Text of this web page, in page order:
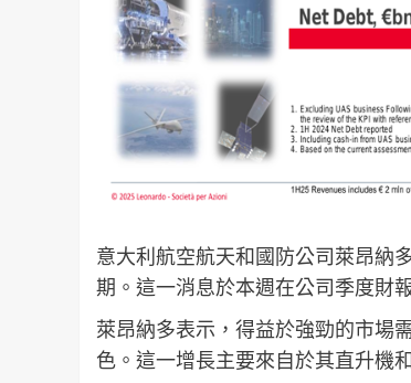
意大利航空航天和國防公司萊昂納
期。這一消息於本週在公司季度財
萊昂納多表示，得益於強勁的市場
色。這一增長主要來自於其直升機